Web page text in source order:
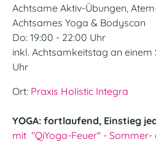
Achtsame Aktiv-Übungen,
Achtsames Yoga & Bodyscan
Do: 19:00 - 22:00 Uhr
inkl. Achtsamkeitstag an einem
Uhr
Ort: Praxis Holistic Integra
YOGA: fortlaufend, Einstieg
mit "QiYoga-Feuer" -